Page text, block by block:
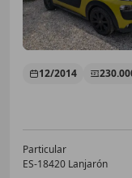
12/2014
Particular
ES-18420 Lanjarón